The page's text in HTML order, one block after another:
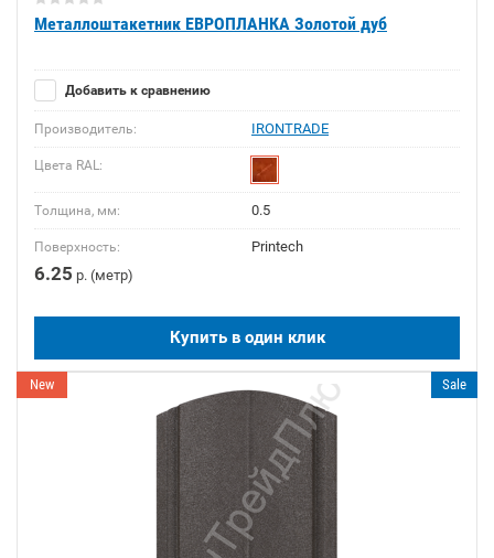
Металлоштакетник ЕВРОПЛАНКА Золотой дуб
Добавить к сравнению
Производитель: IRONTRADE
Цвета RAL:
Толщина, мм: 0.5
Поверхность: Printech
6.25 р. (метр)
Купить в один клик
New Sale